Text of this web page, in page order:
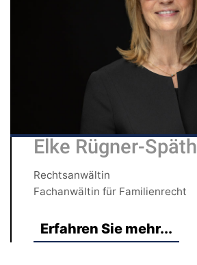
Elke Rügner-Späth
Rechtsanwältin
Fachanwältin für Familienrecht
Erfahren Sie mehr...